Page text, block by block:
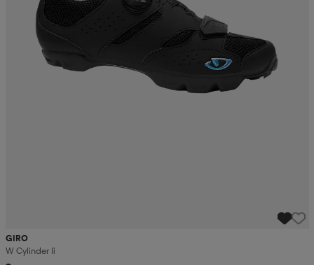
GIRO
W Cylinder Ii